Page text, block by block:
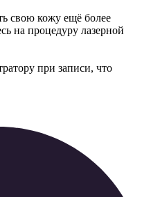
свою кожу ещё более
на процедуру лазерной
при записи, что